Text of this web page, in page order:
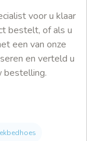
voor u klaar
bestelt, of als u
een van onze
en verteld u
bestelling.